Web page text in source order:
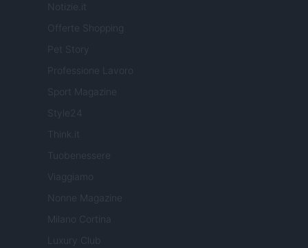
Notizie.it
Offerte Shopping
Professione Lavoro
Sport Magazine
Style24
Think.it
Tuobenessere
Viaggiamo
Nonne Magazine
Milano Cortina
Luxury Club